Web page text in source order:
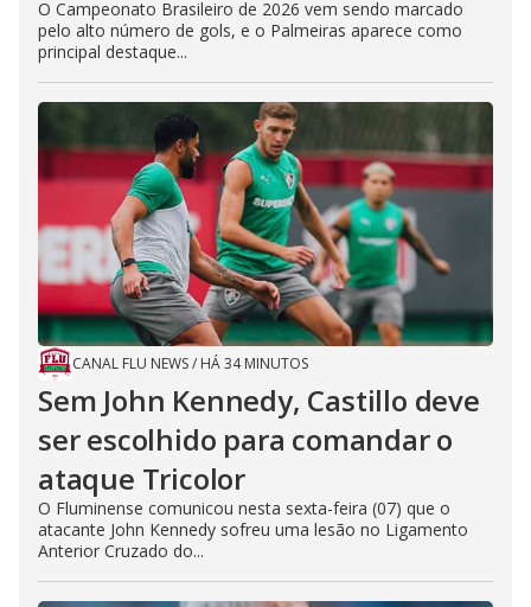
O Campeonato Brasileiro de 2026 vem sendo marcado
pelo alto número de gols, e o Palmeiras aparece como
principal destaque...
CANAL FLU NEWS/ HÁ 34 MINUTOS
Sem John Kennedy, Castillo deve
ser escolhido para comandar o
ataque Tricolor
O Fluminense comunicou nesta sexta-feira (07) que o
atacante John Kennedy sofreu uma lesão no Ligamento
Anterior Cruzado do...